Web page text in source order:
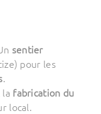
sentier
pour les
.
la fabrication du
local.